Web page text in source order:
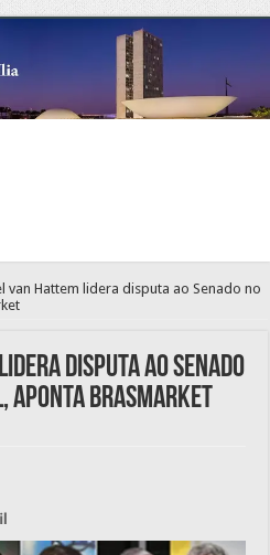
van Hattem lidera disputa ao Senado no
disputa ao Senado
aponta Brasmarket